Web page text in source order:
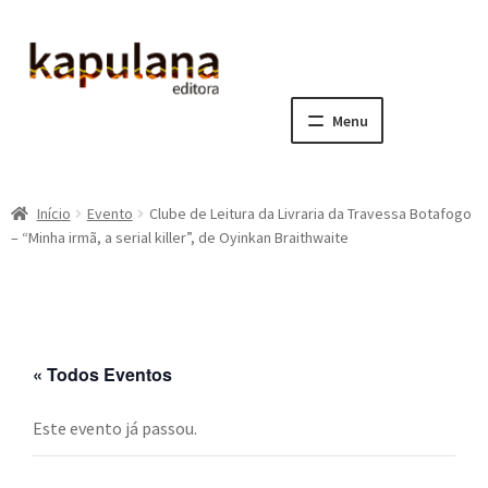
Pular
para
Pular
para
Menu
A editora
E
p
Fale conosco
E
Início Evento
Clube de Leitura da Livraria da Travessa Botafogo
– “Minha irmã, a serial killer”, de Oyinkan Braithwaite
« Todos Eventos
Este evento já passou.